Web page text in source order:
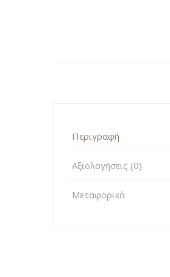
Περιγραφή
Αξιολογήσεις (0)
Μεταφορικά